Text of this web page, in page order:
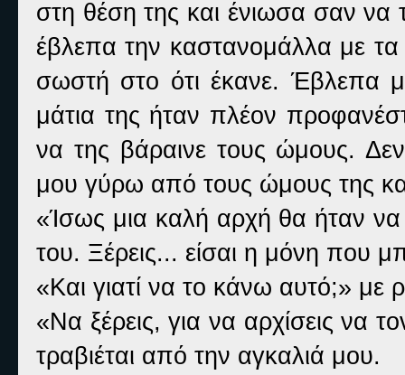
στη θέση της και ένιωσα σαν
έβλεπα την καστανομάλλα με
σωστή στο ότι έκανε. Έβλεπα
μάτια της ήταν πλέον
να της βάραινε τους ώμους.
μου γύρω από τους ώμους της
«Ίσως μια καλή αρχή θα ήταν
του. Ξέρεις... είσαι η μόνη που
«Και γιατί να το κάνω αυτό;» με
«Να ξέρεις, για να αρχίσεις να
τραβιέται από την αγκαλιά μου.